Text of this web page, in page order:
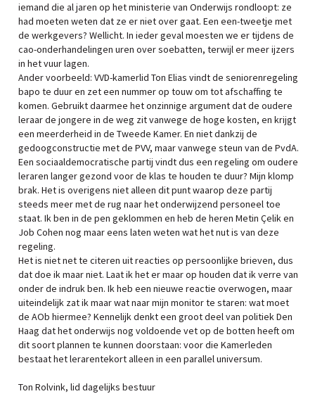
iemand die al jaren op het ministerie van Onderwijs rondloopt: ze
had moeten weten dat ze er niet over gaat. Een een-tweetje met
de werkgevers? Wellicht. In ieder geval moesten we er tijdens de
cao-onderhandelingen uren over soebatten, terwijl er meer ijzers
in het vuur lagen.
Ander voorbeeld: VVD-kamerlid Ton Elias vindt de seniorenregeling
bapo te duur en zet een nummer op touw om tot afschaffing te
komen. Gebruikt daarmee het onzinnige argument dat de oudere
leraar de jongere in de weg zit vanwege de hoge kosten, en krijgt
een meerderheid in de Tweede Kamer. En niet dankzij de
gedoogconstructie met de PVV, maar vanwege steun van de PvdA.
Een sociaaldemocratische partij vindt dus een regeling om oudere
leraren langer gezond voor de klas te houden te duur? Mijn klomp
brak. Het is overigens niet alleen dit punt waarop deze partij
steeds meer met de rug naar het onderwijzend personeel toe
staat. Ik ben in de pen geklommen en heb de heren Metin Çelik en
Job Cohen nog maar eens laten weten wat het nut is van deze
regeling.
Het is niet net te citeren uit reacties op persoonlijke brieven, dus
dat doe ik maar niet. Laat ik het er maar op houden dat ik verre van
onder de indruk ben. Ik heb een nieuwe reactie overwogen, maar
uiteindelijk zat ik maar wat naar mijn monitor te staren: wat moet
de AOb hiermee? Kennelijk denkt een groot deel van politiek Den
Haag dat het onderwijs nog voldoende vet op de botten heeft om
dit soort plannen te kunnen doorstaan: voor die Kamerleden
bestaat het lerarentekort alleen in een parallel universum.
Ton Rolvink, lid dagelijks bestuur